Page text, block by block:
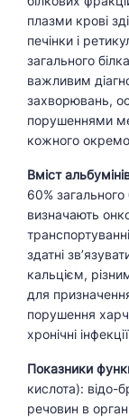
плазми крові
печінки і
загального
важливим
захворювань,
порушеннями
кожного
Вміст
60% загального
визначають
здатні
кальцієм,
для
порушення
хронічні
Показники
кислота): відо-
речовин в